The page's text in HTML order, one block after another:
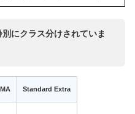
にクラス分けされていま
Standard Extra